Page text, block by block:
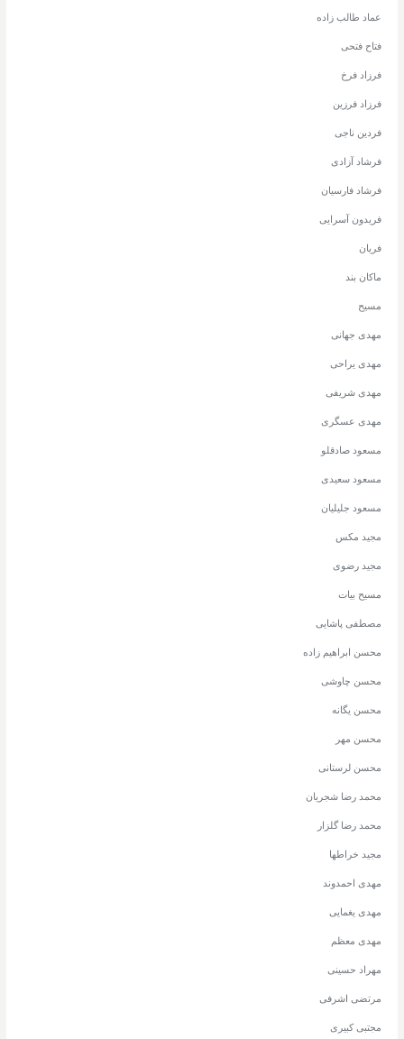
عماد طالب زاده
فتاح فتحی
فرزاد فرخ
فرزاد فرزین
فردین ناجی
فرشاد آزادی
فرشاد فارسیان
فریدون آسرایی
فریان
ماکان بند
مسیح
مهدی جهانی
مهدی یراحی
مهدی شریفی
مهدی عسگری
مسعود صادقلو
مسعود سعیدی
مسعود جلیلیان
مجید مکس
مجید رضوی
مسیح بیات
مصطفی پاشایی
محسن ابراهیم زاده
محسن چاوشی
محسن یگانه
محسن مهر
محسن لرستانی
محمد رضا شجریان
محمد رضا گلزار
مجید خراطها
مهدی احمدوند
مهدی یغمایی
مهدی معظم
مهراد حسینی
مرتضی اشرفی
مجتبی کبیری